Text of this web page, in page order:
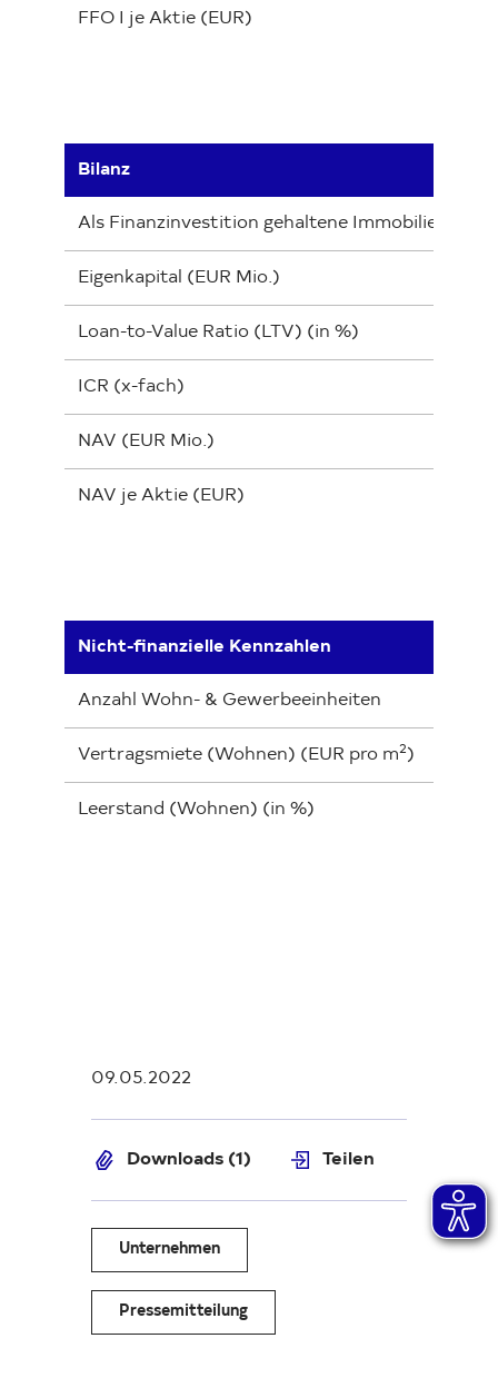
FFO I je Aktie (EUR)
Bilanz
Als Finanzinvestition gehaltene Immobilien
Eigenkapital (EUR Mio.)
Loan-to-Value Ratio (LTV) (in %)
ICR (x-fach)
NAV (EUR Mio.)
NAV je Aktie (EUR)
Nicht-finanzielle Kennzahlen
Anzahl Wohn- & Gewerbeeinheiten
Vertragsmiete (Wohnen) (EUR pro m2)
Leerstand (Wohnen) (in %)
09.05.2022
Downloads (1) Teilen
Unternehmen
Pressemitteilung